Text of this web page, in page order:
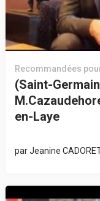
Recommandées
(Saint-
en-Laye
parJeanine